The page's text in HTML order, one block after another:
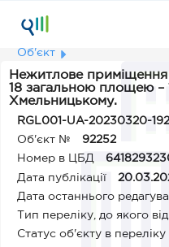
Об'єкт
Нежитлове приміщення
18 загальною площею – 192,4 кв.м, в м.
Хмельницькому.
RGL001-UA-20230320-
Об'єкт №
92252
Номер в ЦБД
Дата публікації
Дата останнього
Тип переліку, до якого
Статус об'єкту в переліку